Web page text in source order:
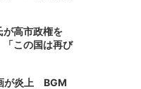
が高市政権を
この国は再び
が炎上 BGM